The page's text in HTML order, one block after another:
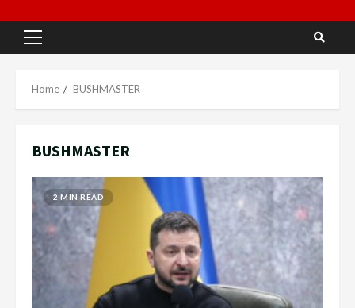
Home BUSHMASTER
BUSHMASTER
2 MIN READ